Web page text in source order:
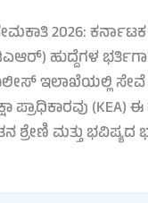
2026:
ಹುದ್ದೆಗಳ
ಇಲಾಖೆಯಲ್ಲಿ
(KEA)
ಮತ್ತು ಭವಿಷ್ಯದ